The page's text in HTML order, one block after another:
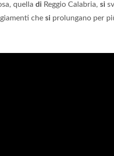
quella di Reggio Calabria, si
che si prolungano per